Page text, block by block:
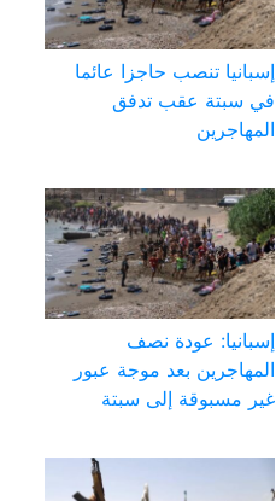
إسبانيا تنصب حاجزا عائما
في سبتة عقب تدفق
المهاجرين
إسبانيا: عودة نصف
المهاجرين بعد موجة عبور
غير مسبوقة إلى سبتة